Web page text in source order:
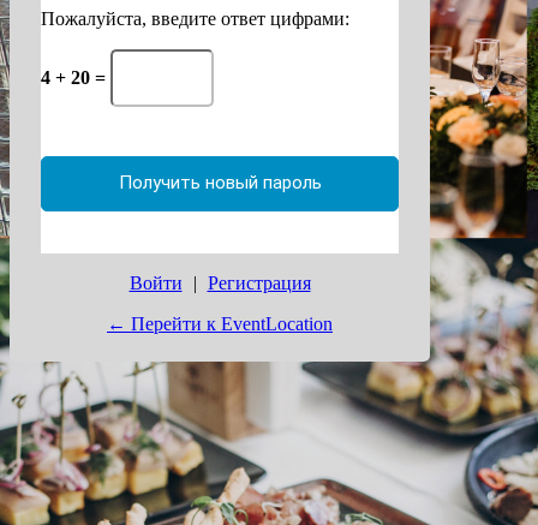
Пожалуйста, введите ответ цифрами:
4 + 20 =
Войти | Регистрация
← Перейти к EventLocation